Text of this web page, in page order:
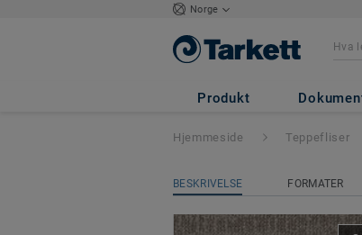
Norge
Produkt
AirMaster
Hjemmeside Teppefliser
BESKRIVELSE FORMATER